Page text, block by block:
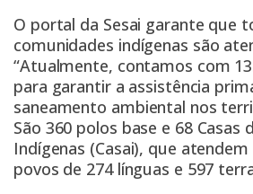
O portal da Sesai garante que
comunidades indígenas são
“Atualmente, contamos com
para garantir a assistência
saneamento ambiental nos
São 360 polos base e 68 Casas
Indígenas (Casai), que
povos de 274 línguas e 597